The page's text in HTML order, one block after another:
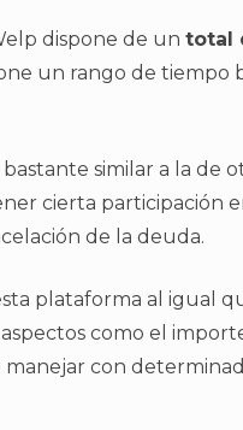
dispone de un total
un rango de tiempo
similar a la de
cierta participación
de la deuda.
plataforma al igual
como el
con